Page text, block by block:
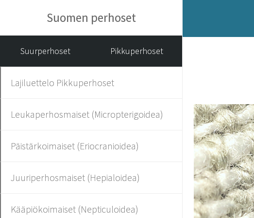
Suomen perhoset
Suurperhoset Pikkuperhoset
Lajiluettelo Pikkuperhoset
Leukaperhosmaiset (Micropterigoidea)
Päistärkoimaiset (Eriocranioidea)
Juuriperhosmaiset (Hepialoidea)
Kääpiökoimaiset (Nepticuloidea)